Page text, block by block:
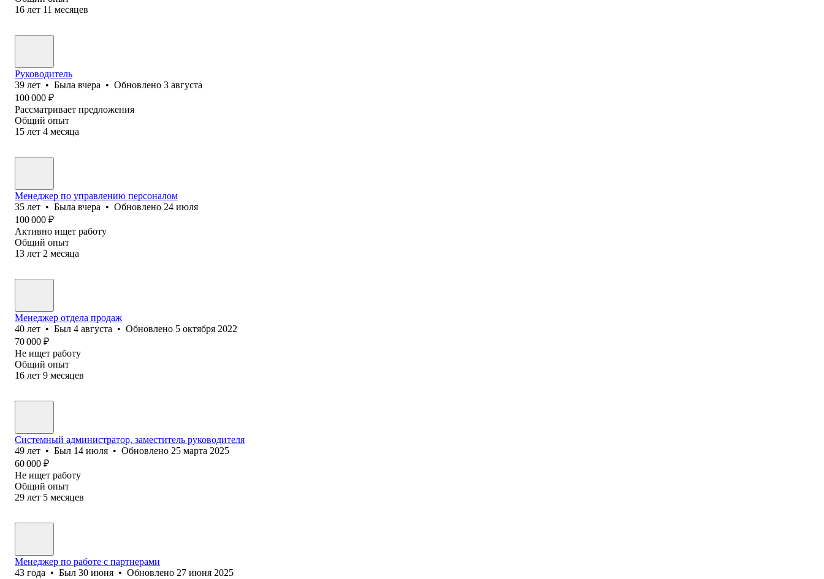
16 лет 11 месяцев
Руководитель
39 лет • Была вчера • Обновлено 3 августа
100 000 ₽
Рассматривает предложения
Общий опыт
15 лет 4 месяца
Менеджер по управлению персоналом
35 лет • Была вчера • Обновлено 24 июля
100 000 ₽
Активно ищет работу
Общий опыт
13 лет 2 месяца
Менеджер отдела продаж
40 лет • Был 4 августа • Обновлено 5 октября 2022
70 000 ₽
Не ищет работу
Общий опыт
16 лет 9 месяцев
Системный администратор, заместитель руководителя
49 лет • Был 14 июля • Обновлено 25 марта 2025
60 000 ₽
Не ищет работу
Общий опыт
29 лет 5 месяцев
Менеджер по работе с партнерами
43 года • Был 30 июня • Обновлено 27 июня 2025